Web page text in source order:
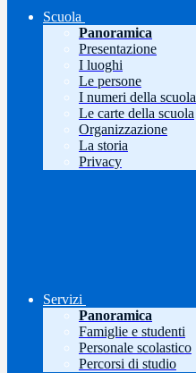
Scuola
Panoramica
Presentazione
I luoghi
Le persone
I numeri della scuola
Le carte della scuola
Organizzazione
La storia
Privacy
Servizi
Panoramica
Famiglie e studenti
Personale scolastico
Percorsi di studio